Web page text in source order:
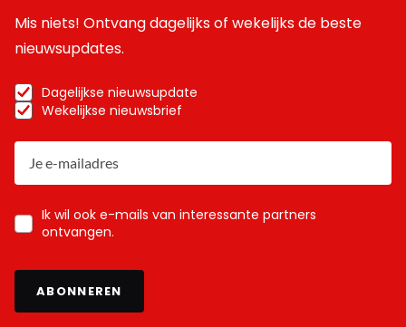
Mis niets! Ontvang dagelijks of wekelijks de beste
nieuwsupdates.
Dagelijkse nieuwsupdate
Wekelijkse nieuwsbrief
Ik wil ook e-mails van interessante partners
ontvangen.
ABONNEREN